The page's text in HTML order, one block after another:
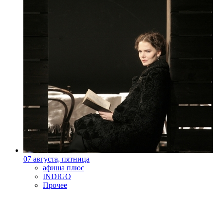
07 августа, пятница
афиша плюс
INDIGO
Прочее